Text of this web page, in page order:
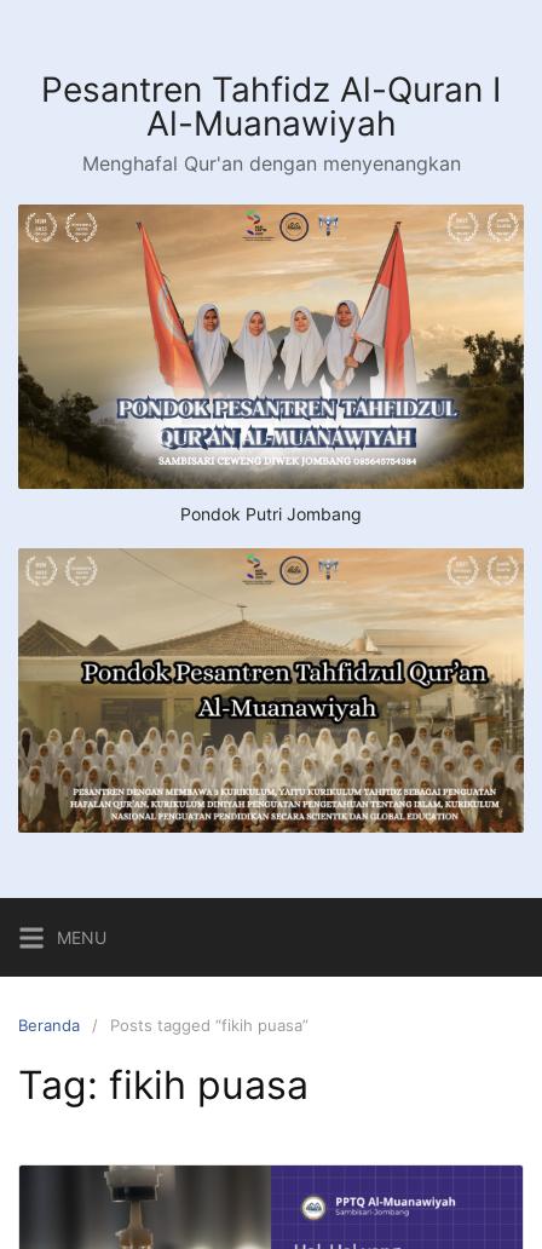
kontenPesantren Tahfidz Al-Quran I
Al-Muanawiyah
Menghafal Qur'an dengan menyenangkan
Pondok Putri Jombang
MENU
Beranda Posts tagged “fikih puasa”
Tag: fikih puasa